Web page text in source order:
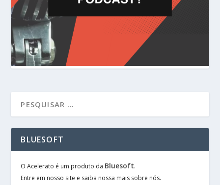
BLUESOFT
O Acelerato é um produto da Bluesoft.
Entre em nosso site e saiba nossa mais sobre nós.